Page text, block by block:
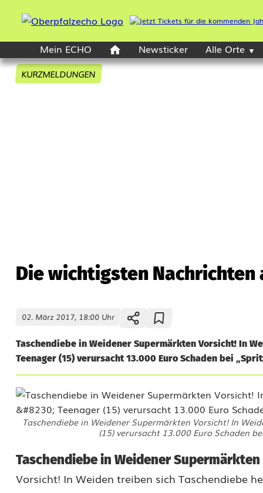
Mein ECHO
Newsticker Alle Orte
KURZMELDUNGEN
Die wichtigsten Nachrichten
02. März 2017, 18:00 Uhr
Taschendiebe in Weidener Supermärkten Vorsicht! In
Teenager (15) verursacht 13.000 Euro Schaden bei
Taschendiebe in Weidener Supermärkten Vorsicht! In
(15) verursacht 13.000 Euro Schaden
D
i
Taschendiebe in Weidener Supermärkten
Vorsicht! In Weiden treiben sich Taschendiebe